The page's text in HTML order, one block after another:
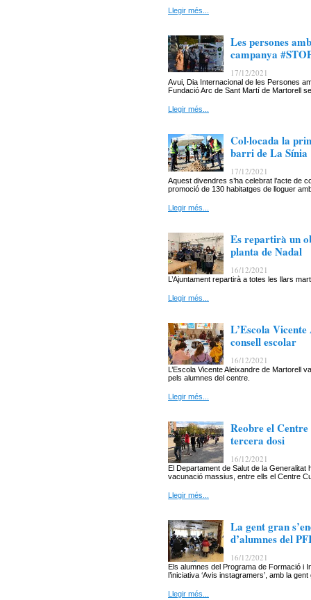
Llegir més...
Les persones
campanya
17/12/2021
Avui, Dia Internacional de les Persones
Fundació Arc de Sant Martí de Martorell
Llegir més...
Col·locada la
barri de La Sínia
17/12/2021
Aquest divendres s’ha celebrat l’acte de
promoció de 130 habitatges de lloguer
Llegir més...
Es repartirà un
planta de Nadal
16/12/2021
L’Ajuntament repartirà a totes les llars
Llegir més...
L’Escola
consell escolar
16/12/2021
L’Escola Vicente Aleixandre de Martorell
pels alumnes del centre.
Llegir més...
Reobre el
tercera dosi
16/12/2021
El Departament de Salut de la
vacunació massius, entre ells el Centre
Llegir més...
La gent gran
d’alumnes del
16/12/2021
Els alumnes del Programa de Formació i
l’iniciativa ‘Avis instagramers’, amb la
Llegir més...